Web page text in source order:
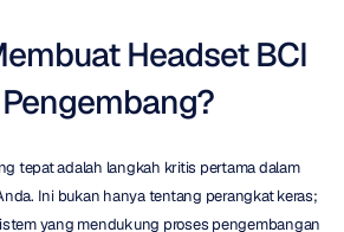
Headset BCI
tepat adalah langkah kritis pertama dalam
Ini bukan hanya tentang perangkat keras;
yang mendukung proses pengembangan